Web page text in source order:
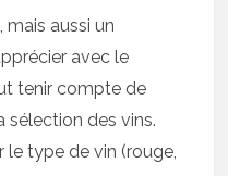
mais aussi un
avec le
tenir compte de
sélection des vins.
le type de vin (rouge,